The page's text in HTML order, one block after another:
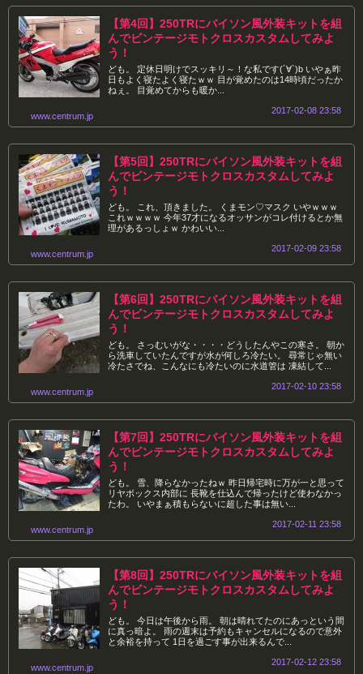
【第4回】250TRにバイソン風外装キットを組
んでビンテージモトクロスカスタムしてみよ
う！
ども。 定休日明けでスッキリ～！な私です(´∀`)b いやぁ昨
日もよく寝たよく寝たｗｗ 目が覚めたのは14時頃だったか
ねぇ。 目覚めてからも暖か...
www.centrum.jp
2017-02-08 23:58
【第5回】250TRにバイソン風外装キットを組
んでビンテージモトクロスカスタムしてみよ
う！
ども。 これ、頂きました。 くまモン♡マスク いやｗｗｗ
これｗｗｗｗ 今年37才になるオッサンがコレ付けるとか無
理があるっしょｗ かわいい...
www.centrum.jp
2017-02-09 23:58
【第6回】250TRにバイソン風外装キットを組
んでビンテージモトクロスカスタムしてみよ
う！
ども。 さっむいがな・・・・どうしたんやこの寒さ。 朝か
ら洗車していたんですが水が何しろ冷たい。 尋常じゃ無い
冷たさでね、こんなにも冷たいのに水道管は 凍結して...
www.centrum.jp
2017-02-10 23:58
【第7回】250TRにバイソン風外装キットを組
んでビンテージモトクロスカスタムしてみよ
う！
ども。 雪、降らなかったねｗ 昨日帰宅時に万が一と思って
リヤボックス内部に 長靴を仕込んで帰ったけど使わなかっ
たわ。 いやまぁ積もらないに超した事は無い...
www.centrum.jp
2017-02-11 23:58
【第8回】250TRにバイソン風外装キットを組
んでビンテージモトクロスカスタムしてみよ
う！
ども。 今日は午後から雨。 朝は晴れてたのにあっという間
に真っ暗よ。 雨の週末は予約もキャンセルになるので意外
と余裕を持って 1日を過ごす事が出来るんで...
www.centrum.jp
2017-02-12 23:58